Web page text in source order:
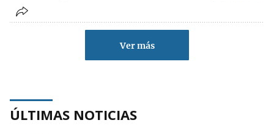
Ver más
ÚLTIMAS NOTICIAS